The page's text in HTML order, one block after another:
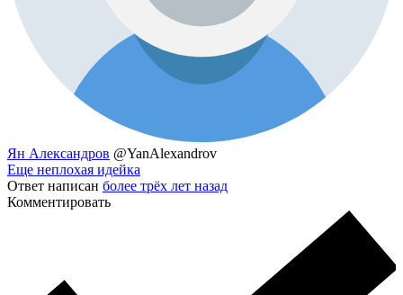
Ян Александров @YanAlexandrov
Еще неплохая идейка
Ответ написан более трёх лет назад
Комментировать